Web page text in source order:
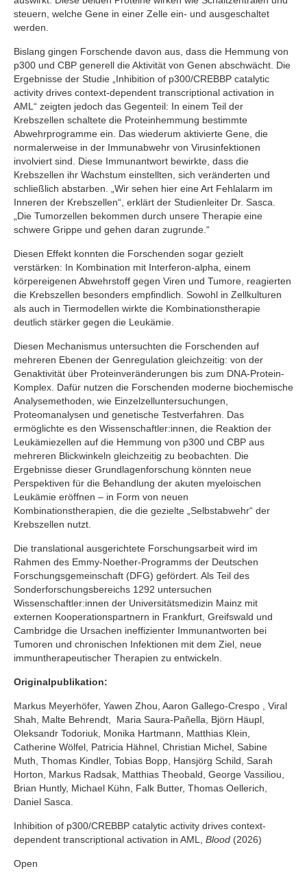
steuern, welche Gene in einer Zelle ein- und ausgeschaltet
werden.
Bislang gingen Forschende davon aus, dass die Hemmung von
p300 und CBP generell die Aktivität von Genen abschwächt. Die
Ergebnisse der Studie „Inhibition of p300/CREBBP catalytic
activity drives context-dependent transcriptional activation in
AML“ zeigten jedoch das Gegenteil: In einem Teil der
Krebszellen schaltete die Proteinhemmung bestimmte
Abwehrprogramme ein. Das wiederum aktivierte Gene, die
normalerweise in der Immunabwehr von Virusinfektionen
involviert sind. Diese Immunantwort bewirkte, dass die
Krebszellen ihr Wachstum einstellten, sich veränderten und
schließlich abstarben. „Wir sehen hier eine Art Fehlalarm im
Inneren der Krebszellen“, erklärt der Studienleiter Dr. Sasca.
„Die Tumorzellen bekommen durch unsere Therapie eine
schwere Grippe und gehen daran zugrunde.“
Diesen Effekt konnten die Forschenden sogar gezielt
verstärken: In Kombination mit Interferon-alpha, einem
körpereigenen Abwehrstoff gegen Viren und Tumore, reagierten
die Krebszellen besonders empfindlich. Sowohl in Zellkulturen
als auch in Tiermodellen wirkte die Kombinationstherapie
deutlich stärker gegen die Leukämie.
Diesen Mechanismus untersuchten die Forschenden auf
mehreren Ebenen der Genregulation gleichzeitig: von der
Genaktivität über Proteinveränderungen bis zum DNA-Protein-
Komplex. Dafür nutzen die Forschenden moderne biochemische
Analysemethoden, wie Einzelzelluntersuchungen,
Proteomanalysen und genetische Testverfahren. Das
ermöglichte es den Wissenschaftler:innen, die Reaktion der
Leukämiezellen auf die Hemmung von p300 und CBP aus
mehreren Blickwinkeln gleichzeitig zu beobachten. Die
Ergebnisse dieser Grundlagenforschung könnten neue
Perspektiven für die Behandlung der akuten myeloischen
Leukämie eröffnen – in Form von neuen
Kombinationstherapien, die die gezielte „Selbstabwehr“ der
Krebszellen nutzt.
Die translational ausgerichtete Forschungsarbeit wird im
Rahmen des Emmy-Noether-Programms der Deutschen
Forschungsgemeinschaft (DFG) gefördert. Als Teil des
Sonderforschungsbereichs 1292 untersuchen
Wissenschaftler:innen der Universitätsmedizin Mainz mit
externen Kooperationspartnern in Frankfurt, Greifswald und
Cambridge die Ursachen ineffizienter Immunantworten bei
Tumoren und chronischen Infektionen mit dem Ziel, neue
immuntherapeutischer Therapien zu entwickeln.
Originalpublikation:
Markus Meyerhöfer, Yawen Zhou, Aaron Gallego-Crespo , Viral
Shah, Malte Behrendt, Maria Saura-Pañella, Björn Häupl,
Oleksandr Todoriuk, Monika Hartmann, Matthias Klein,
Catherine Wölfel, Patricia Hähnel, Christian Michel, Sabine
Muth, Thomas Kindler, Tobias Bopp, Hansjörg Schild, Sarah
Horton, Markus Radsak, Matthias Theobald, George Vassiliou,
Brian Huntly, Michael Kühn, Falk Butter, Thomas Oellerich,
Daniel Sasca.
Inhibition of p300/CREBBP catalytic activity drives context-
dependent transcriptional activation in AML, Blood (2026)
Open